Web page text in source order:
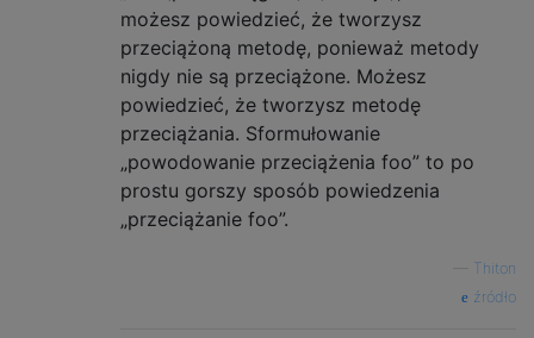
możesz powiedzieć, że tworzysz
przeciążoną metodę, ponieważ metody
nigdy nie są przeciążone. Możesz
powiedzieć, że tworzysz metodę
przeciążania. Sformułowanie
„powodowanie przeciążenia foo” to po
prostu gorszy sposób powiedzenia
„przeciążanie foo”.
Thiton
źródło